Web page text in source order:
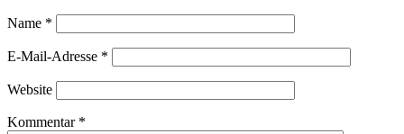
Name *
E-Mail-Adresse *
Website
Kommentar *